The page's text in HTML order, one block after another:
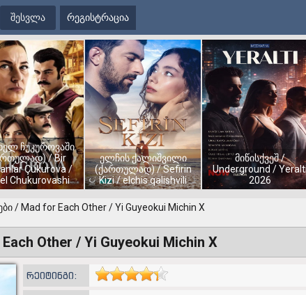
შესვლა რეგისტრაცია
ჩუკუროვაში
/ Bir
Çukurova /
Chukurovashi
ელჩის ქალიშვილი
(ქართულად) / Sefirin
Kizi / elchis qalishvili
მიწისქვეშ /
Underground /
2026
/ Mad for Each Other / Yi Guyeokui Michin X
Other / Yi Guyeokui Michin X
რეიტინგი: